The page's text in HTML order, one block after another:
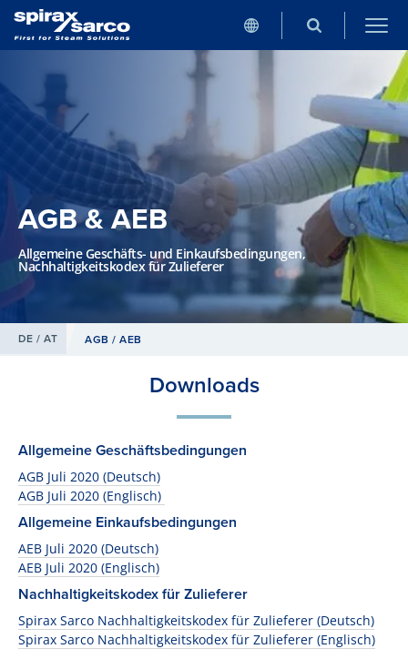
AGB & AEB
Allgemeine Geschäfts- und Einkaufsbedingungen,
Nachhaltigkeitskodex für Zulieferer
DE / AT AGB / AEB
Downloads
Allgemeine Geschäftsbedingungen
AGB Juli 2020 (Deutsch)
AGB Juli 2020 (Englisch)
Allgemeine Einkaufsbedingungen
AEB Juli 2020 (Deutsch)
AEB Juli 2020 (Englisch)
Nachhaltigkeitskodex für Zulieferer
Spirax Sarco Nachhaltigkeitskodex für Zulieferer (Deutsch)
Spirax Sarco Nachhaltigkeitskodex für Zulieferer (Englisch)